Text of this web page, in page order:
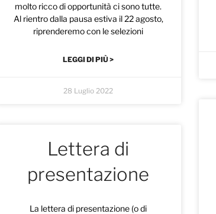
molto ricco di opportunità ci sono tutte.
Al rientro dalla pausa estiva il 22 agosto,
riprenderemo con le selezioni
LEGGI DI PIÙ >
28 Luglio 2022
Lettera di
presentazione
La lettera di presentazione (o di